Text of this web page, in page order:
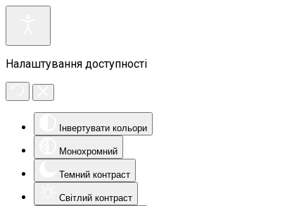
Налаштування доступності
Інвертувати кольори
Монохромний
Темний контраст
Світлий контраст